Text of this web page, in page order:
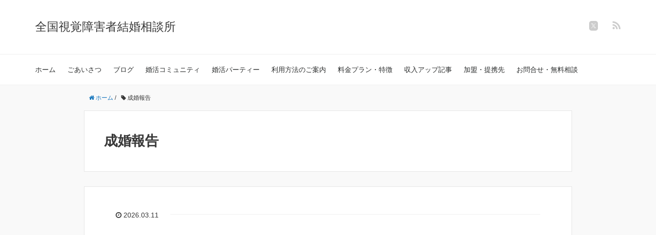
全国視覚障害者結婚相談所
ホーム ごあいさつ ブログ 婚活コミュニティ 婚活パーティー 利用方法のご案内 料金プラン・特徴 収入アップ記事 加盟・提携先 お問合せ・無料相談
ホーム / 成婚報告
成婚報告
2026.03.11